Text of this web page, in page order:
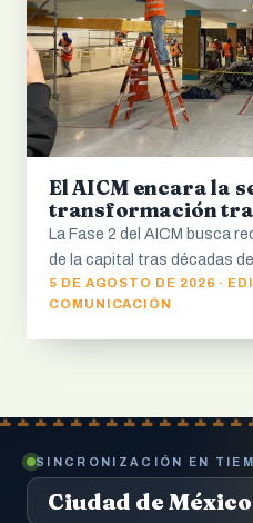
El AICM encara la
transformación
La Fase 2 del AICM busca
de la capital tras décadas
5 DE AGOSTO DE 2026 ·
COMUNICACIÓN
SINCRONIZACIÓN EN